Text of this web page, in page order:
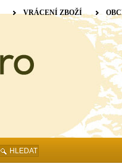
VRÁCENÍ ZBOŽÍ
HLEDAT